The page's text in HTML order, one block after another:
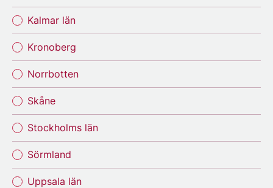
Kalmar län
Kronoberg
Norrbotten
Skåne
Stockholms län
Sörmland
Uppsala län